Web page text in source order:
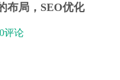
布局，SEO优化
0评论